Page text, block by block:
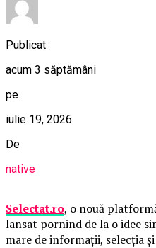
Publicat
acum 3 săptămâni
pe
iulie 19, 2026
De
native
Selectat.ro, o nouă
lansat pornind de la o idee
mare de informații, selecția